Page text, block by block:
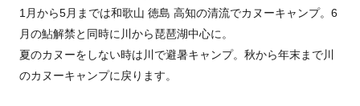
1月から5月までは和歌山 徳島 高知の清流でカヌーキャンプ。6
月の鮎解禁と同時に川から琵琶湖中心に。
夏のカヌーをしない時は川で避暑キャンプ。秋から年末まで川
のカヌーキャンプに戻ります。